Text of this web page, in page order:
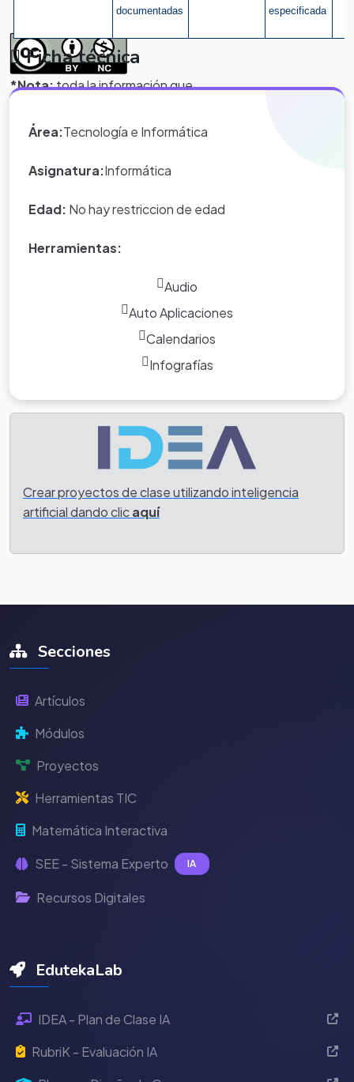
documentadas
especificada
*Nota:toda la información que
y WebQuest del portal educativo
Eduteka es creada por los usuarios
del portal.
Ficha técnica
Área:Tecnología e Informática
Asignatura:Informática
Edad: No hay restriccion de edad
Herramientas:
Audio
Auto Aplicaciones
Calendarios
Infografías
Crear proyectos de clase utilizando inteligencia
artificial dando clicaquí
Secciones
Artículos
Módulos
Proyectos
Herramientas TIC
Matemática Interactiva
SEE - Sistema Experto IA
Recursos Digitales
EdutekaLab
IDEA - Plan de Clase IA
RubriK - Evaluación IA